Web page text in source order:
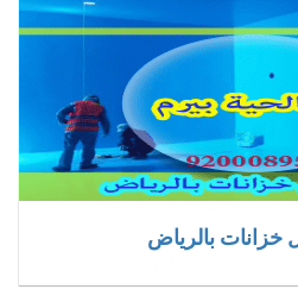
بالرياض